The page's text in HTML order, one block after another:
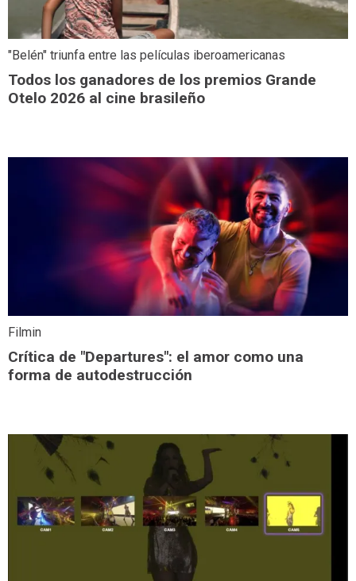
"Belén" triunfa entre las películas iberoamericanas
Todos los ganadores de los premios Grande
Otelo 2026 al cine brasileño
Filmin
Crítica de "Departures": el amor como una
forma de autodestrucción